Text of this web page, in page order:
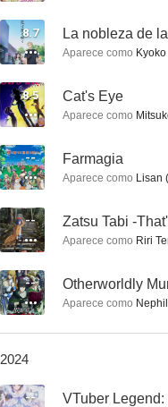
Dragon Ball Daima
8.7 La nobleza de
Aparece como
8.5 Cat's Eye
Aparece como
-- Farmagia
Aparece como Lisan
-- Zatsu Tabi -
Aparece como Riri
--
Aparece como
2024
--